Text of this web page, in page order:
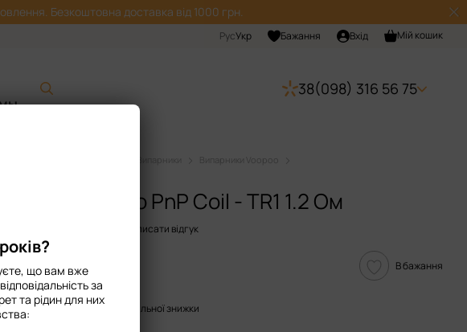
Безкоштовна доставка від 1000 грн.
РусУкр Бажання Вхід Мій кошик
38(098) 316 56 75
Випарники Voopoo
Voopoo PnP Coil - TR1 1.2 Ом
Написати відгук
В бажання
для відображення накопичувальної знижки
що вам вже
за
та рідин для них